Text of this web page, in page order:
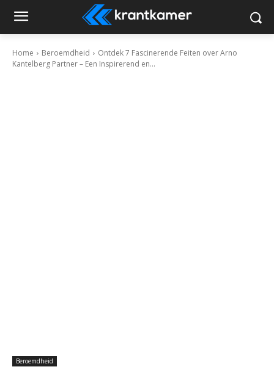
Home Beroemdheid
Ontdek 7 Fascinerende Feiten over Arno
Kantelberg Partner – Een Inspirerend en...
Beroemdheid